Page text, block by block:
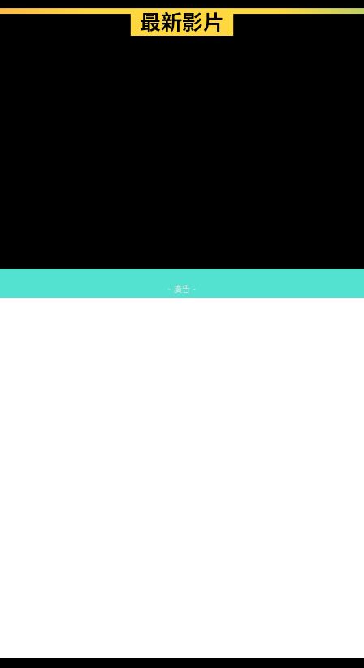
最新影片
- 廣告 -